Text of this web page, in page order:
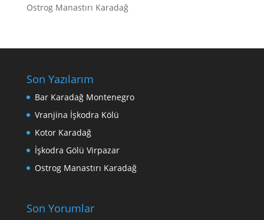
Ostrog Manastırı Karadağ
Son Yazılarım
Bar Karadağ Montenegro
Vranjina İşkodra Kölü
Kotor Karadağ
İşkodra Gölü Virpazar
Ostrog Manastırı Karadağ
Son Yorumlar